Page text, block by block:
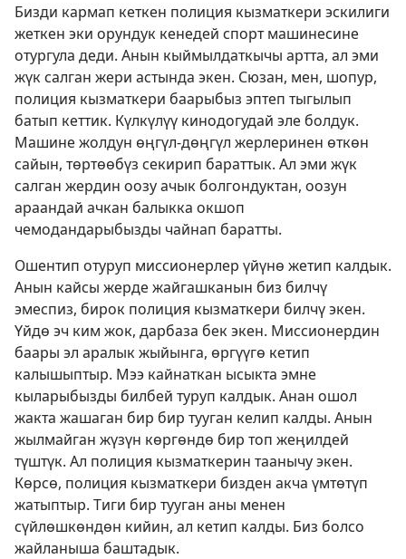
Бизди кармап кеткен полиция кызматкери эскилиги
жеткен эки орундук кенедей спорт машинесине
отургула деди. Анын кыймылдаткычы артта, ал эми
жүк салган жери астында экен. Сюзан, мен, шопур,
полиция кызматкери баарыбыз эптеп тыгылып
батып кеттик. Күлкүлүү кинодогудай эле болдук.
Машине жолдун өңгүл-дөңгүл жерлеринен өткөн
сайын, төртөөбүз секирип бараттык. Ал эми жүк
салган жердин оозу ачык болгондуктан, оозун
араандай ачкан балыкка окшоп
чемодандарыбызды чайнап баратты.
Ошентип отуруп миссионерлер үйүнө жетип калдык.
Анын кайсы жерде жайгашканын биз билчү
эмеспиз, бирок полиция кызматкери билчү экен.
Үйдө эч ким жок, дарбаза бек экен. Миссионердин
баары эл аралык жыйынга, өргүүгө кетип
калышыптыр. Мээ кайнаткан ысыкта эмне
кыларыбызды билбей туруп калдык. Анан ошол
жакта жашаган бир бир тууган келип калды. Анын
жылмайган жүзүн көргөндө бир топ жеңилдей
түштүк. Ал полиция кызматкерин таанычу экен.
Көрсө, полиция кызматкери бизден акча үмтөтүп
жатыптыр. Тиги бир тууган аны менен
сүйлөшкөндөн кийин, ал кетип калды. Биз болсо
жайланыша баштадык.